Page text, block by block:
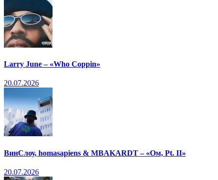
Larry June – «Who Coppin»
20.07.2026
ВинСлоу, homasapiens & MBAKARDT – «Ом, Pt. II»
20.07.2026